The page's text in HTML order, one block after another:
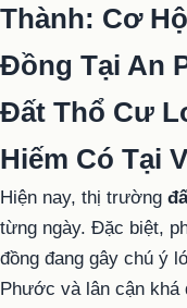
Thành: Cơ
Đồng Tại An
Đất Thổ Cư
Hiếm Có Tại
Hiện nay, thị trường
từng ngày. Đặc biệt,
đồng đang gây chú ý
Phước và lân cận khá